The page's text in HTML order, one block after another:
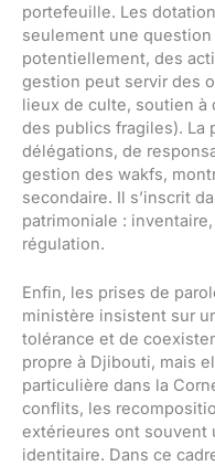
portefeuille. Les
seulement une
potentiellement, des
gestion peut servir des
lieux de culte, soutien à
des publics fragiles). La
délégations, de
gestion des wakfs,
secondaire. Il s’inscrit
patrimoniale :
régulation.
Enfin, les prises de
ministère insistent sur
tolérance et de
propre à Djibouti, mais
particulière dans la
conflits, les
extérieures ont souvent
identitaire. Dans ce